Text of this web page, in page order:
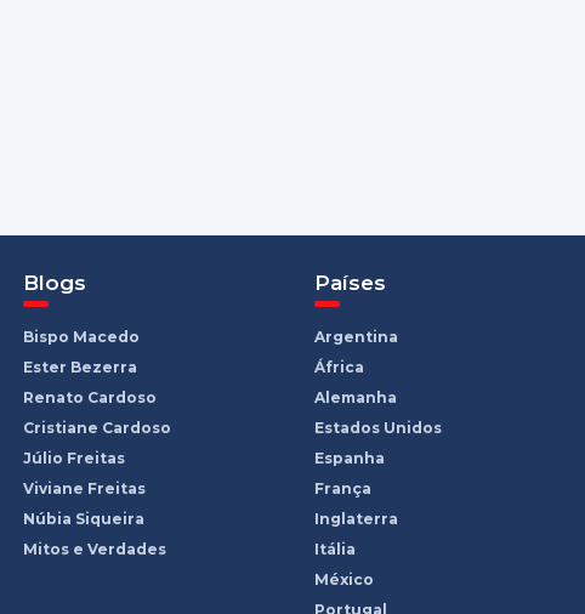
Blogs
Bispo Macedo
Ester Bezerra
Renato Cardoso
Cristiane Cardoso
Júlio Freitas
Viviane Freitas
Núbia Siqueira
Mitos e Verdades
Países
Argentina
África
Alemanha
Estados Unidos
Espanha
França
Inglaterra
Itália
México
Portugal